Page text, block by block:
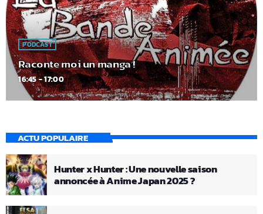
PODCAST
Raconte moi un manga !
16:45 - 17:00
ACTU POPULAIRE
Hunter x Hunter : Une nouvelle saison
annoncée à Anime Japan 2025 ?